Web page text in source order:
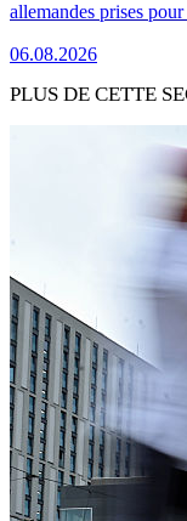
allemandes prises
06.08.2026
PLUS DE CETTE